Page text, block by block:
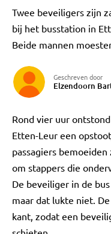
Twee beveiligers zijn
bij het busstation in
Beide mannen
Geschreven door
Elzendoorn
Rond vier uur
Etten-Leur een
passagiers
om stappers die
De beveiliger in de
maar dat lukte niet.
kant, zodat een